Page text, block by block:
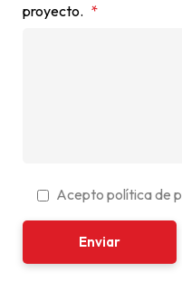
proyecto. *
Acepto política de